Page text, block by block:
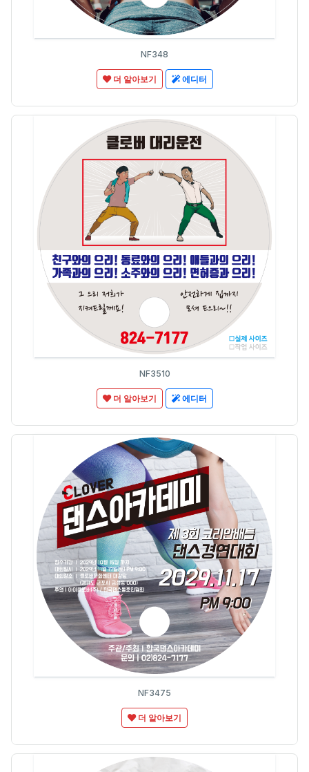
NF348
더 알아보기 에디터
NF3510
더 알아보기 에디터
NF3475
더 알아보기